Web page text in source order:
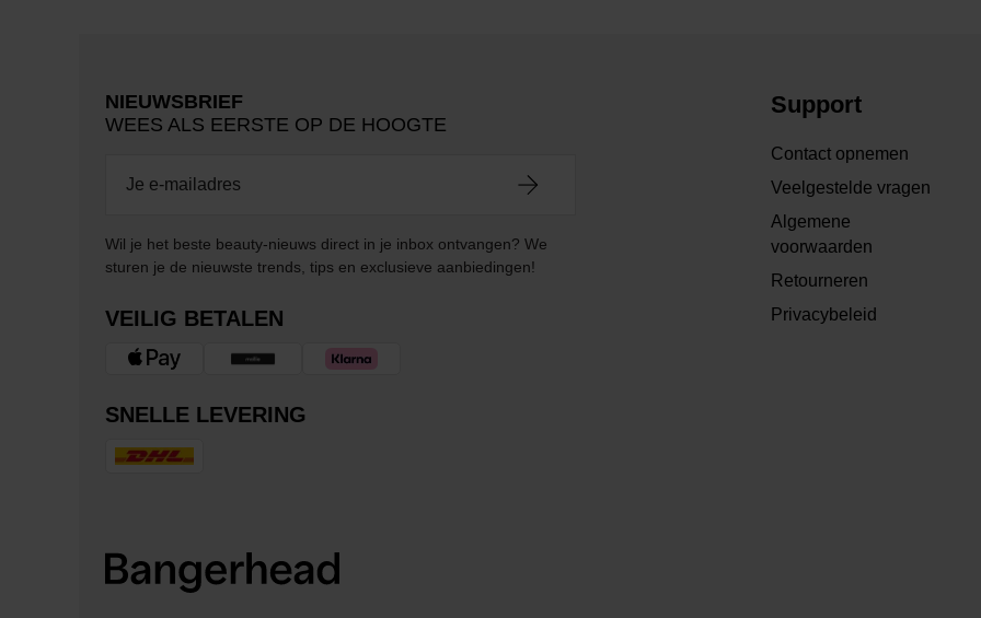
NIEUWSBRIEF
WEES ALS EERSTE OP DE HOOGTE
Wil je het beste beauty-nieuws direct in je inbox ontvangen? We
sturen je de nieuwste trends, tips en exclusieve aanbiedingen!
VEILIG BETALEN
SNELLE LEVERING
Support
Contact opnemen
Veelgestelde vragen
Algemene
voorwaarden
Retourneren
Privacybeleid